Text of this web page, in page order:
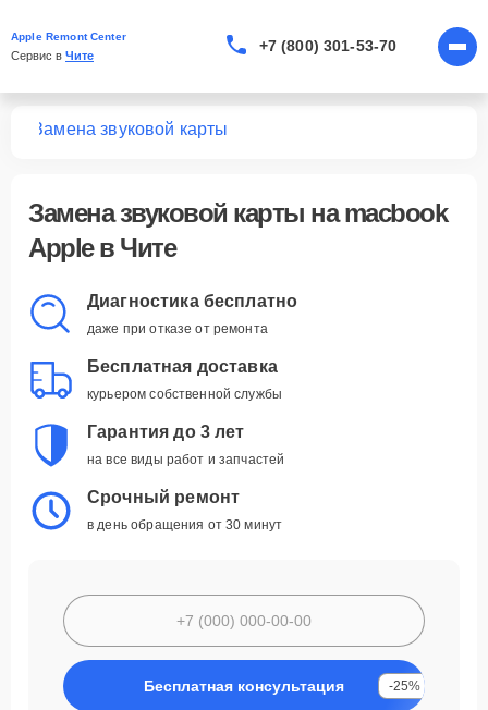
Apple Remont Center
Сервис в Чите
+7 (800) 301-53-70
Замена звуковой карты
Замена звуковой карты на macbook
Apple в Чите
Диагностика бесплатно
даже при отказе от ремонта
Бесплатная доставка
курьером собственной службы
Гарантия до 3 лет
на все виды работ и запчастей
Срочный ремонт
в день обращения от 30 минут
Бесплатная консультация -25%